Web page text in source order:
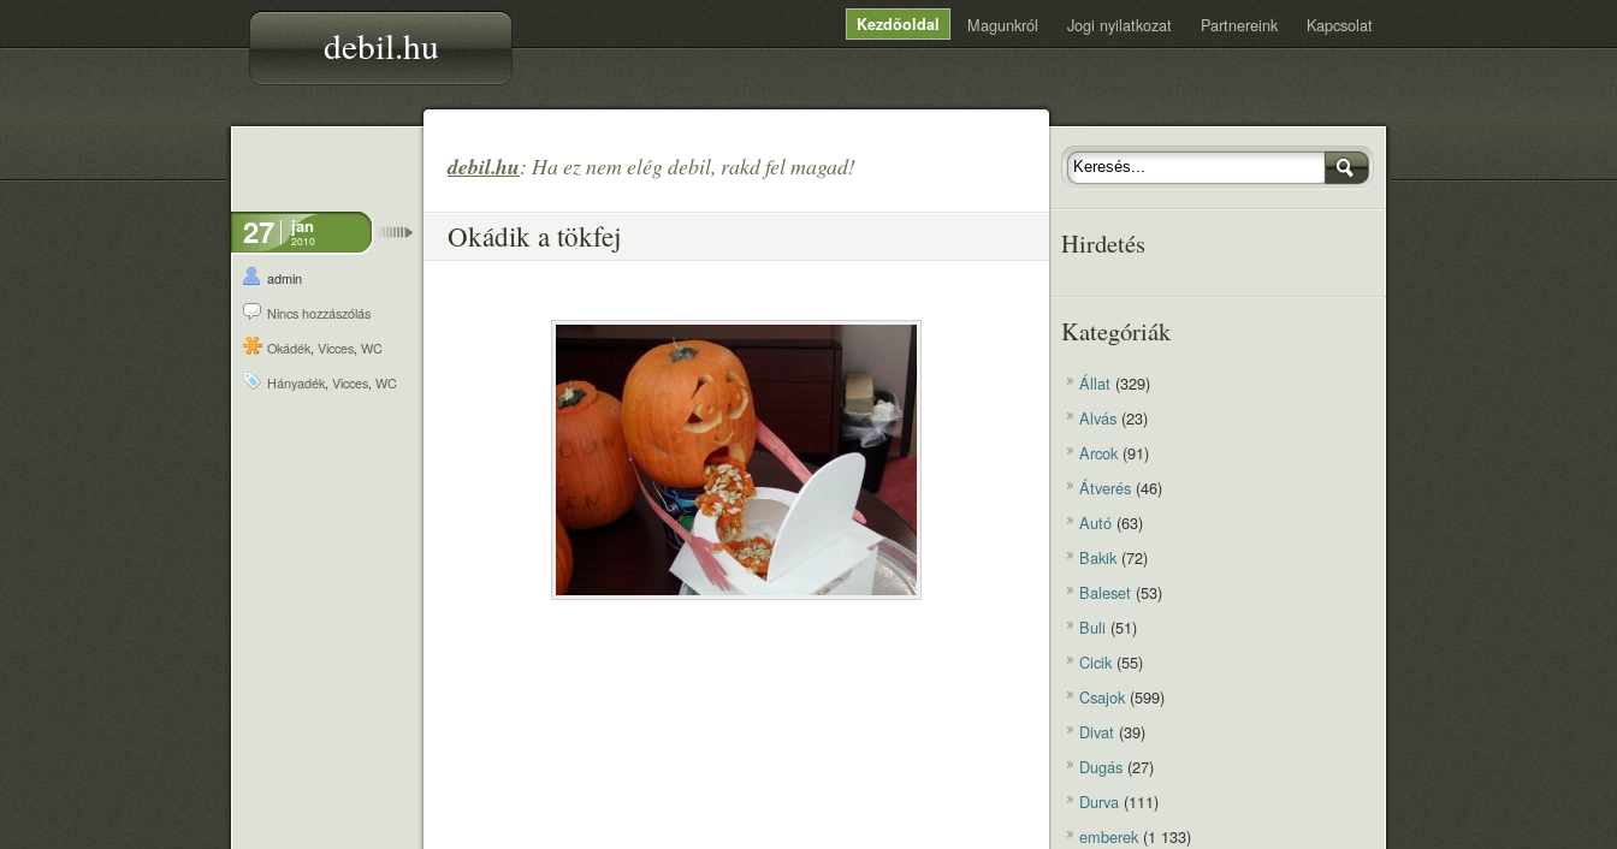
debil.hu Kezdõoldal Magunkról Jogi nyilatkozat Partnereink Kapcsolat
debil.hu: Ha ez nem elég debil, rakd fel magad!
27 jan
2010
admin
Nincs hozzászólás
Okádék, Vicces, WC
Hányadék, Vicces, WC
Okádik a tökfej Hirdetés
Kategóriák
Állat (329)
Alvás (23)
Arcok(91)
Átverés (46)
Autó (63)
Bakik(72)
Baleset (53)
Buli (51)
Cicik(55)
Csajok(599)
Divat (39)
Dugás (27)
Durva (111)
emberek(1 133)